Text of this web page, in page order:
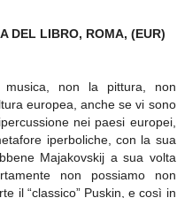
DEL LIBRO, ROMA, (EUR)
non la pittura, non
europea, anche se vi sono
nei paesi europei,
iperboliche, con la sua
Majakovskij a sua volta
non possiamo non
il “classico” Puskin, e così in